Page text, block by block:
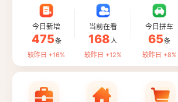
今日新增
475条
较昨日 +16%
当前在看
168人
较昨日 +12%
今日拼车
65条
较昨日 +8%